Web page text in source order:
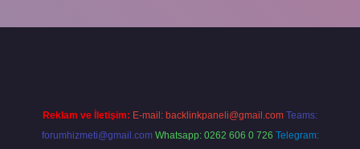
Reklam ve İletişim: E-mail: backlinkpaneli@gmail.com Teams:
forumhizmeti@gmail.com Whatsapp: 0262 606 0 726 Telegram: